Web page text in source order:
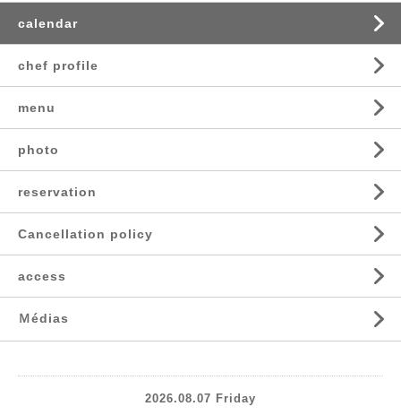
calendar
chef profile
menu
photo
reservation
Cancellation policy
access
Ｍédias
2026.08.07 Friday